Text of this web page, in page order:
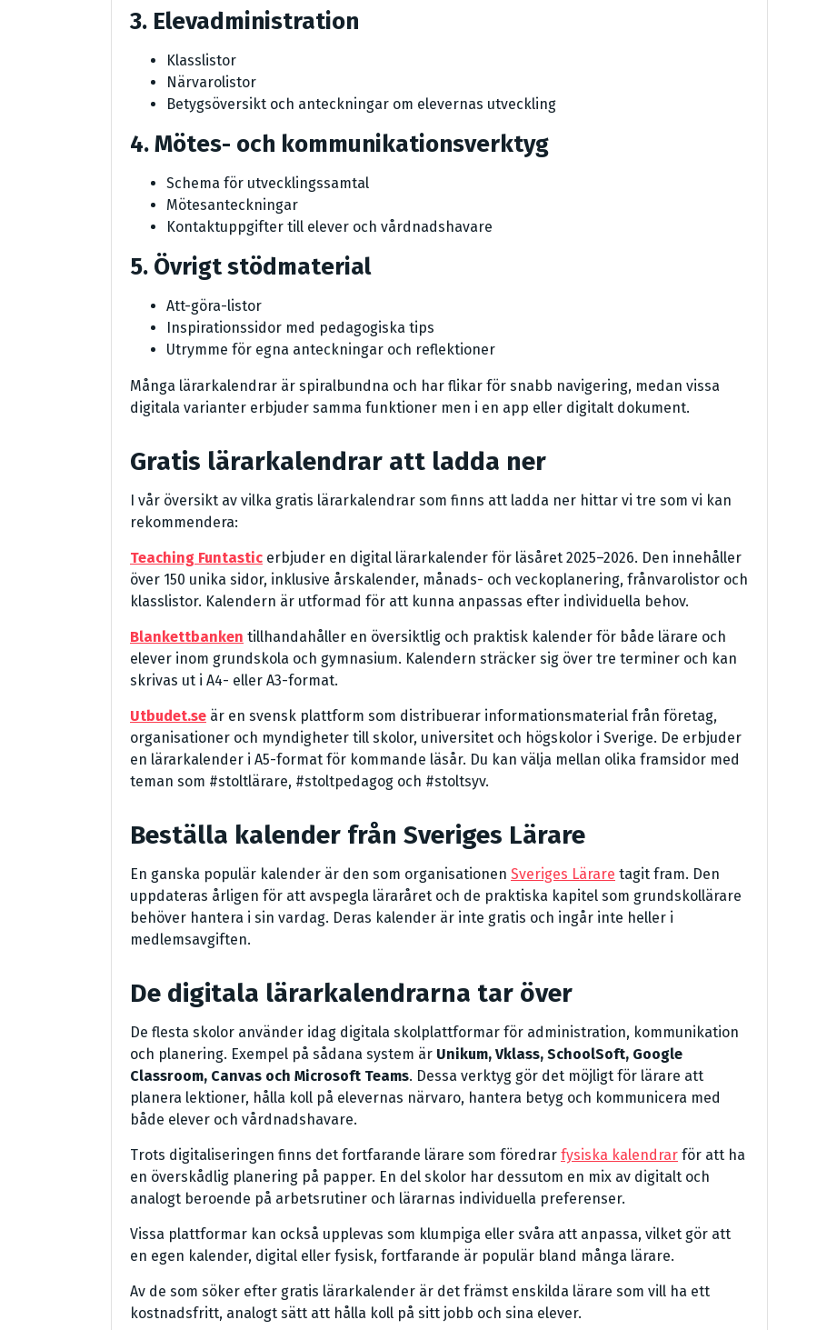
3. Elevadministration
Klasslistor
Närvarolistor
Betygsöversikt och anteckningar om elevernas utveckling
4. Mötes- och kommunikationsverktyg
Schema för utvecklingssamtal
Mötesanteckningar
Kontaktuppgifter till elever och vårdnadshavare
5. Övrigt stödmaterial
Att-göra-listor
Inspirationssidor med pedagogiska tips
Utrymme för egna anteckningar och reflektioner
Många lärarkalendrar är spiralbundna och har flikar för snabb navigering, medan vissa
digitala varianter erbjuder samma funktioner men i en app eller digitalt dokument.
Gratis lärarkalendrar att ladda ner
I vår översikt av vilka gratis lärarkalendrar som finns att ladda ner hittar vi tre som vi kan
rekommendera:
Teaching Funtastic erbjuder en digital lärarkalender för läsåret 2025–2026. Den innehåller
över 150 unika sidor, inklusive årskalender, månads- och veckoplanering, frånvarolistor och
klasslistor. Kalendern är utformad för att kunna anpassas efter individuella behov.
Blankettbanken tillhandahåller en översiktlig och praktisk kalender för både lärare och
elever inom grundskola och gymnasium. Kalendern sträcker sig över tre terminer och kan
skrivas ut i A4- eller A3-format.
Utbudet.se är en svensk plattform som distribuerar informationsmaterial från företag,
organisationer och myndigheter till skolor, universitet och högskolor i Sverige. De erbjuder
en lärarkalender i A5-format för kommande läsår. Du kan välja mellan olika framsidor med
teman som #stoltlärare, #stoltpedagog och #stoltsyv.
Beställa kalender från Sveriges Lärare
En ganska populär kalender är den som organisationen Sveriges Lärare tagit fram. Den
uppdateras årligen för att avspegla läraråret och de praktiska kapitel som grundskollärare
behöver hantera i sin vardag. Deras kalender är inte gratis och ingår inte heller i
medlemsavgiften.
De digitala lärarkalendrarna tar över
De flesta skolor använder idag digitala skolplattformar för administration, kommunikation
och planering. Exempel på sådana system är Unikum, Vklass, SchoolSoft, Google
Classroom, Canvas och Microsoft Teams. Dessa verktyg gör det möjligt för lärare att
planera lektioner, hålla koll på elevernas närvaro, hantera betyg och kommunicera med
både elever och vårdnadshavare.
Trots digitaliseringen finns det fortfarande lärare som föredrar fysiska kalendrar för att ha
en överskådlig planering på papper. En del skolor har dessutom en mix av digitalt och
analogt beroende på arbetsrutiner och lärarnas individuella preferenser.
Vissa plattformar kan också upplevas som klumpiga eller svåra att anpassa, vilket gör att
en egen kalender, digital eller fysisk, fortfarande är populär bland många lärare.
Av de som söker efter gratis lärarkalender är det främst enskilda lärare som vill ha ett
kostnadsfritt, analogt sätt att hålla koll på sitt jobb och sina elever.